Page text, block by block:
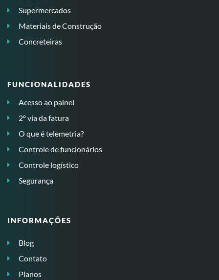
Supermercados
Materiais de Construção
Concreteiras
FUNCIONALIDADES
Acesso ao painel
2º via da fatura
O que é telemetria?
Controle de funcionários
Controle logístico
Segurança
INFORMAÇÕES
Blog
Contato
Planos